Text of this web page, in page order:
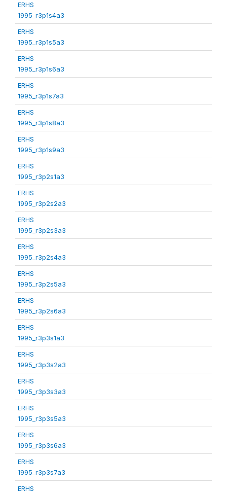
ERHS
1995_r3p1s4a3
ERHS
1995_r3p1s5a3
ERHS
1995_r3p1s6a3
ERHS
1995_r3p1s7a3
ERHS
1995_r3p1s8a3
ERHS
1995_r3p1s9a3
ERHS
1995_r3p2s1a3
ERHS
1995_r3p2s2a3
ERHS
1995_r3p2s3a3
ERHS
1995_r3p2s4a3
ERHS
1995_r3p2s5a3
ERHS
1995_r3p2s6a3
ERHS
1995_r3p3s1a3
ERHS
1995_r3p3s2a3
ERHS
1995_r3p3s3a3
ERHS
1995_r3p3s5a3
ERHS
1995_r3p3s6a3
ERHS
1995_r3p3s7a3
ERHS